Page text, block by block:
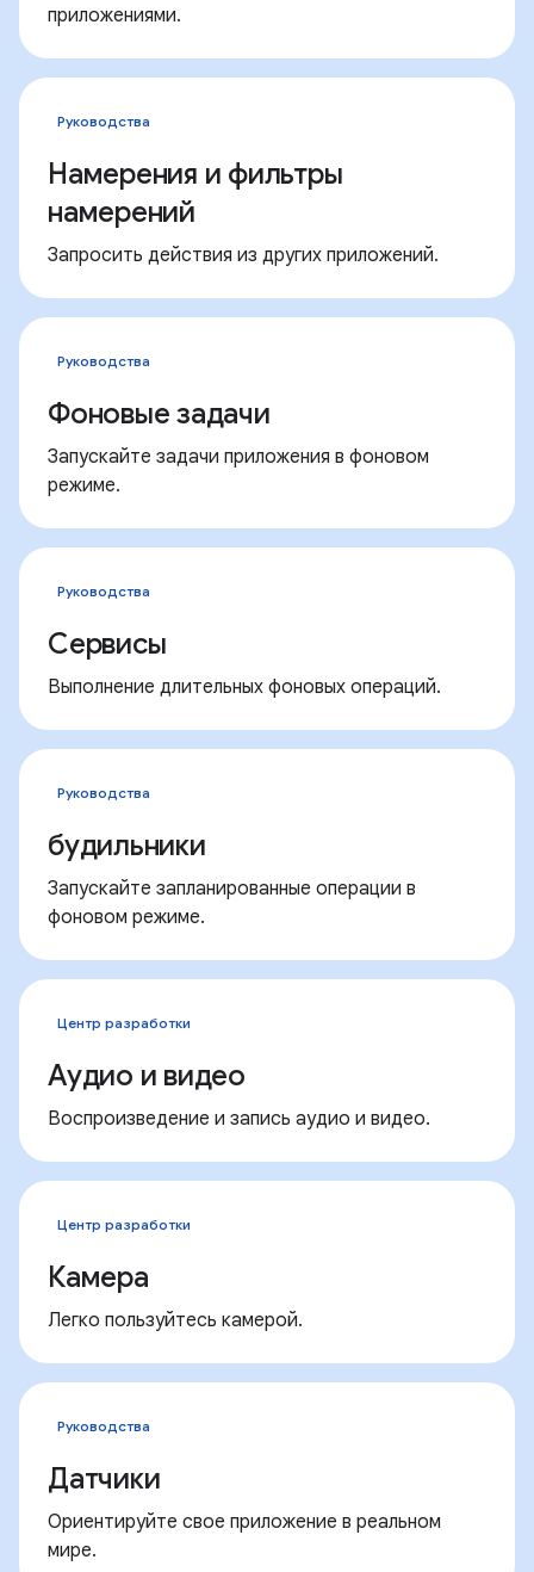
приложениями.
Руководства
Намерения и фильтры
намерений
Запросить действия из других приложений.
Руководства
Фоновые задачи
Запускайте задачи приложения в фоновом
режиме.
Руководства
Сервисы
Выполнение длительных фоновых операций.
Руководства
будильники
Запускайте запланированные операции в
фоновом режиме.
Центр разработки
Аудио и видео
Воспроизведение и запись аудио и видео.
Центр разработки
Камера
Легко пользуйтесь камерой.
Руководства
Датчики
Ориентируйте свое приложение в реальном
мире.